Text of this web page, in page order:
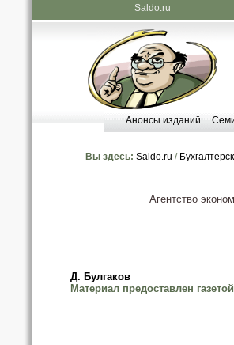
Saldo.ru
Анонсы изданий
Вы здесь: Saldo.ru /
Агентство
Д. Булгаков
Материал предоставлен